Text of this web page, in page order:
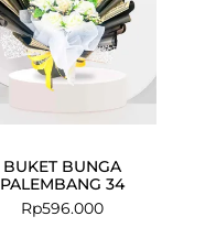
BUKET BUNGA
PALEMBANG 34
Rp596.000